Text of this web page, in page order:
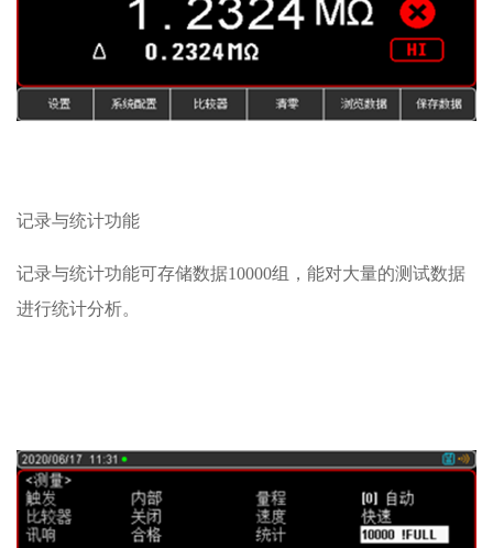
记录与统计功能
记录与统计功能可存储数据10000组，能对大量的测试数据
进行统计分析。